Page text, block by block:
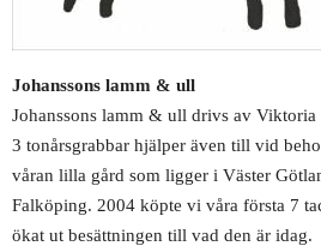
Johanssons lamm & ull
Johanssons lamm & ull drivs av
3 tonårsgrabbar hjälper även till vid
våran lilla gård som ligger i Väster
Falköping. 2004 köpte vi våra första 7
ökat ut besättningen till vad den är idag.